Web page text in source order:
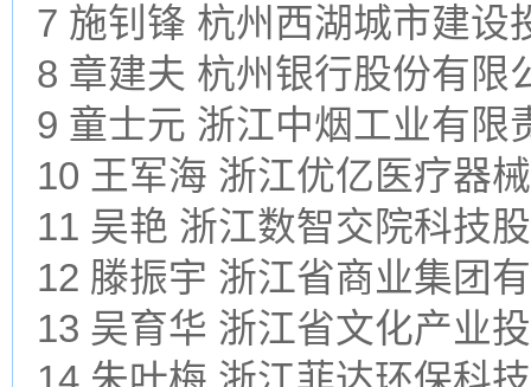
7 施钊锋 杭州西湖城市建设
8 章建夫 杭州银行股份有限
9 童士元 浙江中烟工业有限
10 王军海 浙江优亿医疗器
11 吴艳 浙江数智交院科技
12 滕振宇 浙江省商业集团
13 吴育华 浙江省文化产业